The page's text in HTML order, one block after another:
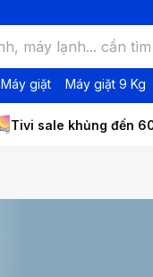
Máy giặt Máy giặt 9 Kg
Tivi sale khủng đến